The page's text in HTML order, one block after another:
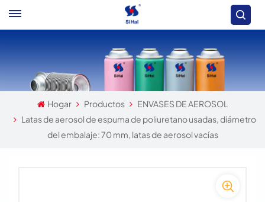
Hogar Productos
ENVASES DE AEROSOL
Latas de aerosol de espuma de poliuretano usadas, diámetro
del embalaje: 70 mm, latas de aerosol vacías